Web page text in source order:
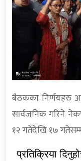
बैठकका निर्णयहरु
सार्वजनिक गरिने
१२ गतेदेखि १७
प्रतिक्रिया